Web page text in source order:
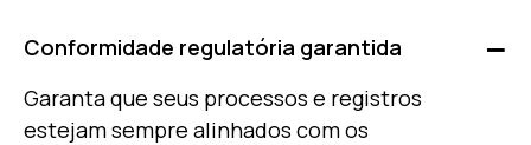
Conformidade regulatória garantida
Garanta que seus processos e registros
estejam sempre alinhados com os